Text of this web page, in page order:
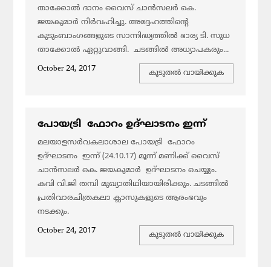
താക്കോല്‍ ദാനം വൈസ് ചാന്‍സലര്‍ കെ.
ജയകുമാര്‍ നിര്‍വഹിച്ചു. അദ്ദേഹത്തിന്റെ
കുടുംബാംഗങ്ങളുടെ സാന്നിദ്ധ്യത്തില്‍ ഭാര്യ ടി. സുധ
താക്കോല്‍ ഏറ്റുവാങ്ങി. ചടങ്ങില്‍ അധ്യാപകരും...
October 24, 2017
കൂടുതല്‍ വായിക്കുക
പോയട്രി ഫോറം ഉദ്ഘാടനം ഇന്ന്
മലയാളസര്‍വകലാശാല പോയട്രി ഫോറം
ഉദ്ഘാടനം ഇന്ന് (24.10.17) മൂന്ന് മണിക്ക് വൈസ്
ചാന്‍സലര്‍ കെ. ജയകുമാര്‍ ഉദ്ഘാടനം ചെയ്യും.
കവി വി.ജി തമ്പി മുഖ്യാതിഥിയായിരിക്കും. ചടങ്ങില്‍
പ്രതിവാരചിത്രകലാ ക്ലാസുകളുടെ ആരംഭവും
നടക്കും.
October 24, 2017
കൂടുതല്‍ വായിക്കുക